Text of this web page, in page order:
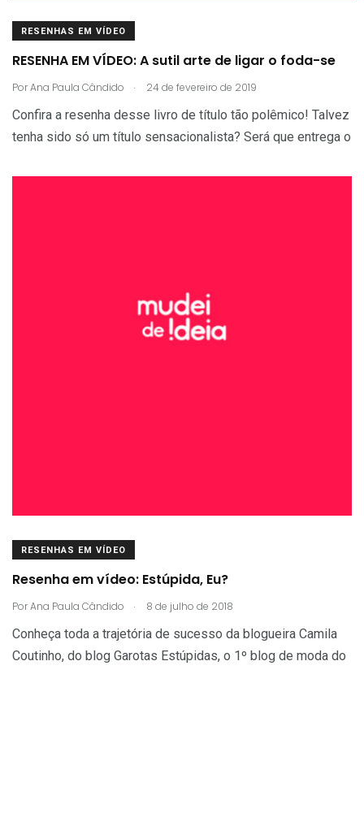
RESENHAS EM VÍDEO
RESENHA EM VÍDEO: A sutil arte de ligar o foda-se
PorAna Paula Cândido . 24 de fevereiro de 2019
Confira a resenha desse livro de título tão polêmico! Talvez
tenha sido só um título sensacionalista? Será que entrega o
RESENHAS EM VÍDEO
Resenha em vídeo: Estúpida, Eu?
PorAna Paula Cândido . 8 de julho de 2018
Conheça toda a trajetória de sucesso da blogueira Camila
Coutinho, do blog Garotas Estúpidas, o 1º blog de moda do